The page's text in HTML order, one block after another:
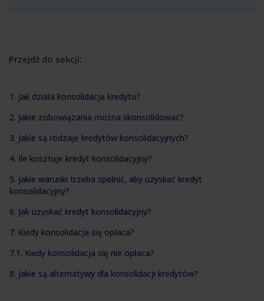
Przejdź do sekcji:
1. Jak działa konsolidacja kredytu?
2. Jakie zobowiązania można skonsolidować?
3. Jakie są rodzaje kredytów konsolidacyjnych?
4. Ile kosztuje kredyt konsolidacyjny?
5. Jakie warunki trzeba spełnić, aby uzyskać kredyt
konsolidacyjny?
6. Jak uzyskać kredyt konsolidacyjny?
7. Kiedy konsolidacja się opłaca?
7.1. Kiedy konsolidacja się nie opłaca?
8. Jakie są alternatywy dla konsolidacji kredytów?